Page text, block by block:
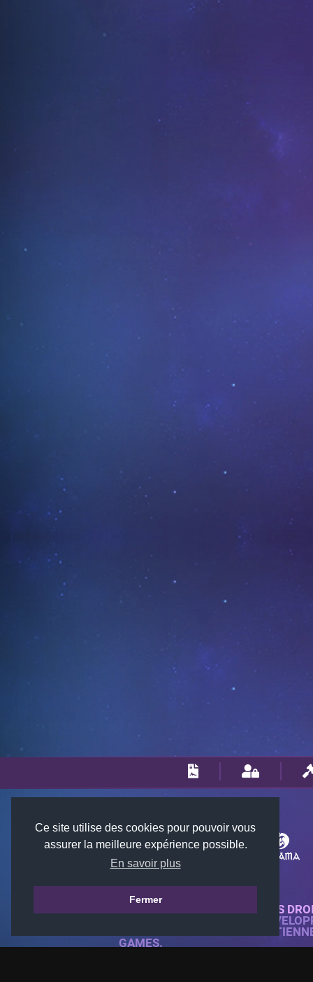
Ce site utilise des cookies pour pouvoir vous
assurer la meilleure expérience possible.
En savoir plus
Fermer
© 2018-2026 KTARENA. TOUS
SITE WEB ENTIÈREMENT
TOUTES LES IMAGES
GAMES.